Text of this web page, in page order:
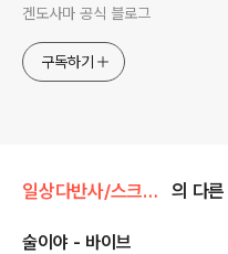
겐도사마 공식 블로그
구독하기
일상다반사/스크랩핑, 가쉽 의 다른
술이야 - 바이브